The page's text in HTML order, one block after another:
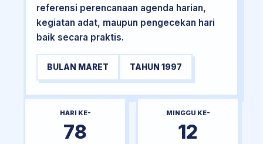
referensi perencanaan agenda harian,
kegiatan adat, maupun pengecekan hari
baik secara praktis.
BULAN MARET TAHUN 1997
HARI KE-
78
MINGGU KE-
12